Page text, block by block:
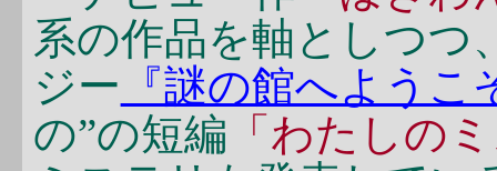
系の作品を軸としつつ
ジー 『謎の館へようこ
の”の短編 「わたしの